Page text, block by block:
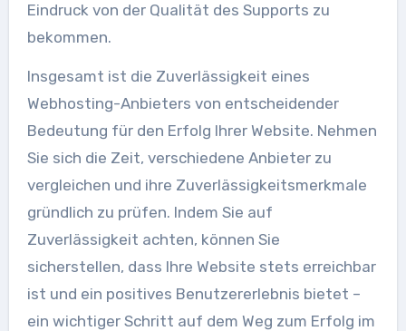
Eindruck von der Qualität des Supports zu
bekommen.
Insgesamt ist die Zuverlässigkeit eines
Webhosting-Anbieters von entscheidender
Bedeutung für den Erfolg Ihrer Website. Nehmen
Sie sich die Zeit, verschiedene Anbieter zu
vergleichen und ihre Zuverlässigkeitsmerkmale
gründlich zu prüfen. Indem Sie auf
Zuverlässigkeit achten, können Sie
sicherstellen, dass Ihre Website stets erreichbar
ist und ein positives Benutzererlebnis bietet –
ein wichtiger Schritt auf dem Weg zum Erfolg im